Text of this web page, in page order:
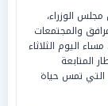
الوزراء،
والمجتمعات
اليوم الثلاثاء
في إطار المتابعة
التي تمس حياة